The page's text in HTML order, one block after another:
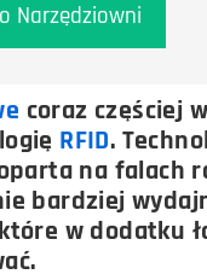
Narzędziowni
coraz częściej
RFID.
na falach
bardziej
w dodatku